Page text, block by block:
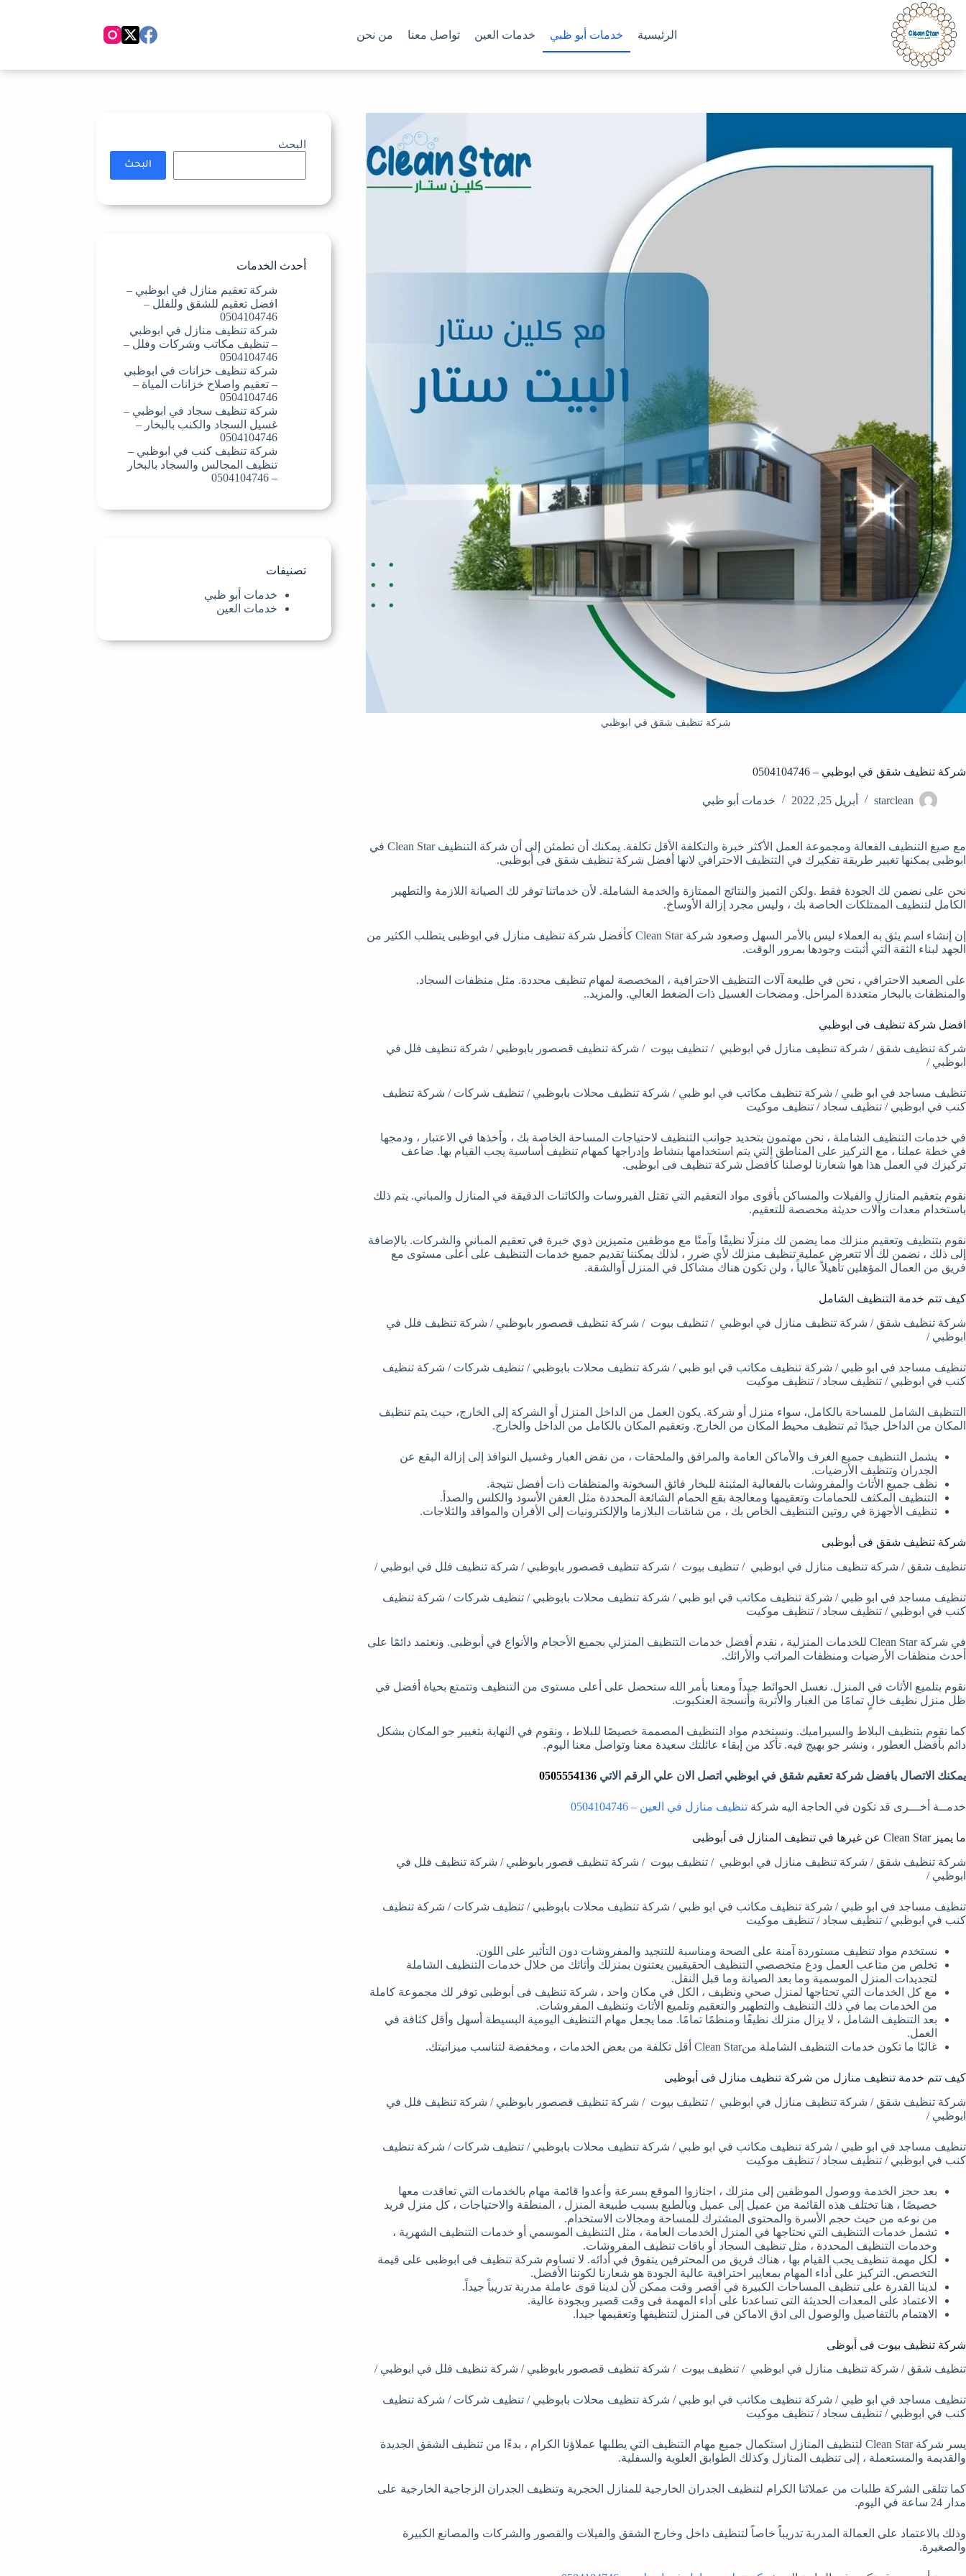
الرئيسية خدمات أبو ظبي خدمات العين تواصل معنا من نحن
شركة تنظيف شقق في ابوظبي
شركة تنظيف شقق في ابوظبي – 0504104746
starclean أبريل 25, 2022 خدمات أبو ظبي
مع صيغ التنظيف الفعالة ومجموعة العمل الأكثر خبرة والتكلفة الأقل تكلفة. يمكنك أن تطمئن إلى أن شركة التنظيف Clean Star في
ابوظبى يمكنها تغيير طريقة تفكيرك في التنظيف الاحترافي لانها أفضل شركة تنظيف شقق فى أبوظبى.
نحن على نضمن لك الجودة فقط .ولكن التميز والنتائج الممتازة والخدمة الشاملة. لأن خدماتنا توفر لك الصيانة اللازمة والتطهير
الكامل لتنظيف الممتلكات الخاصة بك ، وليس مجرد إزالة الأوساخ.
إن إنشاء اسم يثق به العملاء ليس بالأمر السهل وصعود شركة Clean Star كأفضل شركة تنظيف منازل في ابوظبى يتطلب الكثير من
الجهد لبناء الثقة التي أثبتت وجودها بمرور الوقت.
على الصعيد الاحترافي ، نحن في طليعة آلات التنظيف الاحترافية ، المخصصة لمهام تنظيف محددة. مثل منظفات السجاد.
والمنظفات بالبخار متعددة المراحل. ومضخات الغسيل ذات الضغط العالي. والمزيد..
افضل شركة تنظيف فى ابوظبي
شركة تنظيف شقق / شركة تنظيف منازل في ابوظبي / تنظيف بيوت / شركة تنظيف قصصور بابوظبي / شركة تنظيف فلل في
ابوظبي /
تنظيف مساجد في ابو ظبي / شركة تنظيف مكاتب في ابو ظبي / شركة تنظيف محلات بابوظبي / تنظيف شركات / شركة تنظيف
كنب في ابوظبي / تنظيف سجاد / تنظيف موكيت
في خدمات التنظيف الشاملة ، نحن مهتمون بتحديد جوانب التنظيف لاحتياجات المساحة الخاصة بك ، وأخذها في الاعتبار ، ودمجها
في خطة عملنا ، مع التركيز على المناطق التي يتم استخدامها بنشاط وإدراجها كمهام تنظيف أساسية يجب القيام بها. ضاعف
تركيزك في العمل هذا هوا شعارنا لوصلنا كأفضل شركة تنظيف فى ابوظبى.
نقوم بتعقيم المنازل والفيلات والمساكن بأقوى مواد التعقيم التي تقتل الفيروسات والكائنات الدقيقة في المنازل والمباني. يتم ذلك
باستخدام معدات وآلات حديثة مخصصة للتعقيم.
نقوم بتنظيف وتعقيم منزلك مما يضمن لك منزلًا نظيفًا وآمنًا مع موظفين متميزين ذوي خبرة في تعقيم المباني والشركات. بالإضافة
إلى ذلك ، نضمن لك ألا تتعرض عملية تنظيف منزلك لأي ضرر ، لذلك يمكننا تقديم جميع خدمات التنظيف على أعلى مستوى مع
فريق من العمال المؤهلين تأهيلاً عالياً ، ولن تكون هناك مشاكل في المنزل أوالشقة.
كيف تتم خدمة التنظيف الشامل
شركة تنظيف شقق / شركة تنظيف منازل في ابوظبي / تنظيف بيوت / شركة تنظيف قصصور بابوظبي / شركة تنظيف فلل في
ابوظبي /
تنظيف مساجد في ابو ظبي / شركة تنظيف مكاتب في ابو ظبي / شركة تنظيف محلات بابوظبي / تنظيف شركات / شركة تنظيف
كنب في ابوظبي / تنظيف سجاد / تنظيف موكيت
التنظيف الشامل للمساحة بالكامل، سواء منزل أو شركة. يكون العمل من الداخل المنزل أو الشركة إلى الخارج، حيث يتم تنظيف
المكان من الداخل جيدًا ثم تنظيف محيط المكان من الخارج. وتعقيم المكان بالكامل من الداخل والخارج.
يشمل التنظيف جميع الغرف والأماكن العامة والمرافق والملحقات ، من نفض الغبار وغسيل النوافذ إلى إزالة البقع عن
الجدران وتنظيف الأرضيات.
نظف جميع الأثاث والمفروشات بالفعالية المثبتة للبخار فائق السخونة والمنظفات ذات أفضل نتيجة.
التنظيف المكثف للحمامات وتعقيمها ومعالجة بقع الحمام الشائعة المحددة مثل العفن الأسود والكلس والصدأ.
تنظيف الأجهزة في روتين التنظيف الخاص بك ، من شاشات البلازما والإلكترونيات إلى الأفران والمواقد والثلاجات.
شركة تنظيف شقق فى أبوظبى
تنظيف شقق / شركة تنظيف منازل في ابوظبي / تنظيف بيوت / شركة تنظيف قصصور بابوظبي / شركة تنظيف فلل في ابوظبي /
تنظيف مساجد في ابو ظبي / شركة تنظيف مكاتب في ابو ظبي / شركة تنظيف محلات بابوظبي / تنظيف شركات / شركة تنظيف
كنب في ابوظبي / تنظيف سجاد / تنظيف موكيت
في شركة Clean Star للخدمات المنزلية ، نقدم أفضل خدمات التنظيف المنزلي بجميع الأحجام والأنواع في أبوظبى. ونعتمد دائمًا على
أحدث منظفات الأرضيات ومنظفات المراتب والأرائك.
نقوم بتلميع الأثاث في المنزل. نغسل الحوائط جيداً ومعنا بأمر الله ستحصل على أعلى مستوى من التنظيف وتتمتع بحياة أفضل في
ظل منزل نظيف خالٍ تمامًا من الغبار والأتربة وأنسجة العنكبوت.
كما نقوم بتنظيف البلاط والسيراميك. ونستخدم مواد التنظيف المصممة خصيصًا للبلاط ، ونقوم في النهاية بتغيير جو المكان بشكل
دائم بأفضل العطور ، ونشر جو بهيج فيه. تأكد من إبقاء عائلتك سعيدة معنا وتواصل معنا اليوم.
يمكنك الاتصال بافضل شركة تعقيم شقق في ابوظبي اتصل الان علي الرقم الاتي 0505554136
خدمــة أخـــرى قد تكون في الحاجة اليه شركة تنظيف منازل في العين – 0504104746
ما يميز Clean Star عن غيرها في تنظيف المنازل فى أبوظبى
شركة تنظيف شقق / شركة تنظيف منازل في ابوظبي / تنظيف بيوت / شركة تنظيف قصور بابوظبي / شركة تنظيف فلل في
ابوظبي /
تنظيف مساجد في ابو ظبي / شركة تنظيف مكاتب في ابو ظبي / شركة تنظيف محلات بابوظبي / تنظيف شركات / شركة تنظيف
كنب في ابوظبي / تنظيف سجاد / تنظيف موكيت
نستخدم مواد تنظيف مستوردة آمنة على الصحة ومناسبة للتنجيد والمفروشات دون التأثير على اللون.
تخلص من متاعب العمل ودع متخصصي التنظيف الحقيقيين يعتنون بمنزلك وأثاثك من خلال خدمات التنظيف الشاملة
لتجديدات المنزل الموسمية وما بعد الصيانة وما قبل النقل.
مع كل الخدمات التي تحتاجها لمنزل صحي ونظيف ، الكل في مكان واحد ، شركة تنظيف فى أبوظبى توفر لك مجموعة كاملة
من الخدمات بما في ذلك التنظيف والتطهير والتعقيم وتلميع الأثاث وتنظيف المفروشات.
بعد التنظيف الشامل ، لا يزال منزلك نظيفًا ومنظمًا تمامًا. مما يجعل مهام التنظيف اليومية البسيطة أسهل وأقل كثافة في
العمل.
غالبًا ما تكون خدمات التنظيف الشاملة منClean Star أقل تكلفة من بعض الخدمات ، ومخفضة لتناسب ميزانيتك.
كيف تتم خدمة تنظيف منازل من شركة تنظيف منازل فى أبوظبى
شركة تنظيف شقق / شركة تنظيف منازل في ابوظبي / تنظيف بيوت / شركة تنظيف قصصور بابوظبي / شركة تنظيف فلل في
ابوظبي /
تنظيف مساجد في ابو ظبي / شركة تنظيف مكاتب في ابو ظبي / شركة تنظيف محلات بابوظبي / تنظيف شركات / شركة تنظيف
كنب في ابوظبي / تنظيف سجاد / تنظيف موكيت
بعد حجز الخدمة ووصول الموظفين إلى منزلك ، اجتازوا الموقع بسرعة وأعدوا قائمة مهام بالخدمات التي تعاقدت معها
خصيصًا ، هنا تختلف هذه القائمة من عميل إلى عميل وبالطبع بسبب طبيعة المنزل ، المنطقة والاحتياجات ، كل منزل فريد
من نوعه من حيث حجم الأسرة والمحتوى المشترك للمساحة ومجالات الاستخدام.
تشمل خدمات التنظيف التي نحتاجها في المنزل الخدمات العامة ، مثل التنظيف الموسمي أو خدمات التنظيف الشهرية ،
وخدمات التنظيف المحددة ، مثل تنظيف السجاد أو باقات تنظيف المفروشات.
لكل مهمة تنظيف يجب القيام بها ، هناك فريق من المحترفين يتفوق في أدائه. لا تساوم شركة تنظيف فى ابوظبى على قيمة
التخصص. التركيز على أداء المهام بمعايير احترافية عالية الجودة هو شعارنا لكوننا الأفضل.
لدينا القدرة على تنظيف المساحات الكبيرة في أقصر وقت ممكن لأن لدينا قوى عاملة مدربة تدريباً جيداً.
الاعتماد على المعدات الحديثة التى تساعدنا على أداء المهمة فى وقت قصير وبجودة عالية.
الاهتمام بالتفاصيل والوصول الى ادق الاماكن فى المنزل لتنظيفها وتعقيمها جيدا.
شركة تنظيف بيوت فى أبوظى
تنظيف شقق / شركة تنظيف منازل في ابوظبي / تنظيف بيوت / شركة تنظيف قصصور بابوظبي / شركة تنظيف فلل في ابوظبي /
تنظيف مساجد في ابو ظبي / شركة تنظيف مكاتب في ابو ظبي / شركة تنظيف محلات بابوظبي / تنظيف شركات / شركة تنظيف
كنب في ابوظبي / تنظيف سجاد / تنظيف موكيت
يسر شركة Clean Star لتنظيف المنازل استكمال جميع مهام التنظيف التي يطلبها عملاؤنا الكرام ، بدءًا من تنظيف الشقق الجديدة
والقديمة والمستعملة ، إلى تنظيف المنازل وكذلك الطوابق العلوية والسفلية.
كما تتلقى الشركة طلبات من عملائنا الكرام لتنظيف الجدران الخارجية للمنازل الحجرية وتنظيف الجدران الزجاجية الخارجية على
مدار 24 ساعة في اليوم.
وذلك بالاعتماد على العمالة المدربة تدريباً خاصاً لتنظيف داخل وخارج الشقق والفيلات والقصور والشركات والمصانع الكبيرة
والصغيرة.
البحث
البحث
أحدث الخدمات
شركة تعقيم منازل في ابوظبي –
افضل تعقيم للشقق وللفلل –
0504104746
شركة تنظيف منازل في ابوظبي
– تنظيف مكاتب وشركات وفلل –
0504104746
شركة تنظيف خزانات في ابوظبي
– تعقيم واصلاح خزانات المياة –
0504104746
شركة تنظيف سجاد في ابوظبي –
غسيل السجاد والكنب بالبخار –
0504104746
شركة تنظيف كنب في ابوظبي –
تنظيف المجالس والسجاد بالبخار
– 0504104746
تصنيفات
خدمات أبو ظبي
خدمات العين